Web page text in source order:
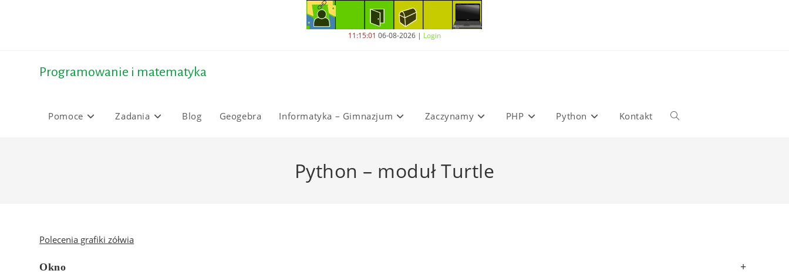
11:15:02 06-08-2026 | Login
Programowanie i matematyka
Pomoce Zadania Blog Geogebra Informatyka – Gimnazjum Zaczynamy PHP Python Kontakt Toggle
Python – moduł Turtle
Polecenia grafiki zółwia
Okno +